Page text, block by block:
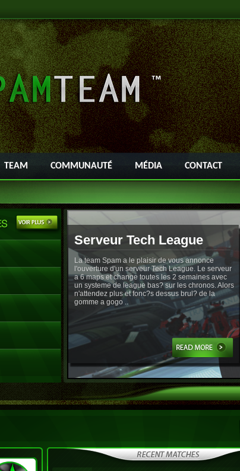
TEAM COMMUNAUTÉ MÉDIA CONTACT
Serveur Tech League
La team Spam a le plaisir de vous annonce
l'ouverture d'un serveur Tech League. Le serveur
a 6 maps et change toutes les 2 semaines avec
un systeme de league bas? sur les chronos. Alors
n'attendez plus et fonc?s dessus brul? de la
gomme a gogo ..